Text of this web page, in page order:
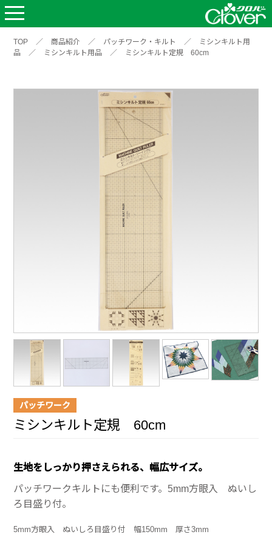
TOP ／ 商品紹介 ／ パッチワーク・キルト ／
ミシンキルト用
品
／ ミシンキルト用品 ／ ミシンキルト定規 60cm
パッチワーク
ミシンキルト定規 60cm
生地をしっかり押さえられる、幅広サイズ。
パッチワークキルトにも便利です。5mm方眼入 ぬいし
ろ目盛り付。
5mm方眼入 ぬいしろ目盛り付 幅150mm 厚さ3mm